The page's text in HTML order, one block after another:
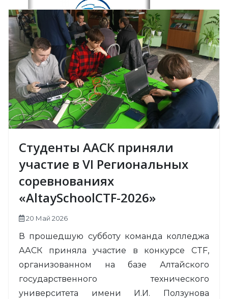
Студенты ААСК приняли
участие в VI Региональных
соревнованиях
«AltaySchoolCTF-2026»
20 Май 2026
В прошедшую субботу команда колледжа
ААСК приняла участие в конкурсе CTF,
организованном на базе Алтайского
государственного технического
университета имени И.И. Ползунова